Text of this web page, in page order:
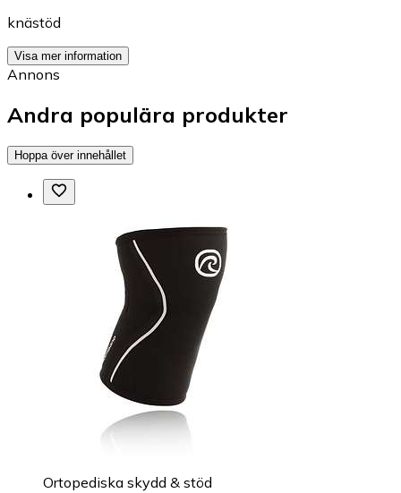
knästöd
Visa mer information
Annons
Andra populära produkter
Hoppa över innehållet
Ortopediska skydd & stöd